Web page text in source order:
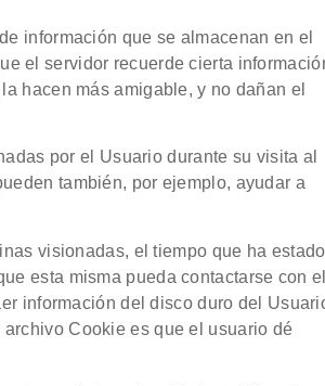
información que se almacenan en el
el servidor recuerde cierta
hacen más amigable, y no dañan el
por el Usuario durante su visita al
también, por ejemplo, ayudar a
visionadas, el tiempo que ha estado
esta misma pueda contactarse con el
información del disco duro del
Cookie es que el usuario dé